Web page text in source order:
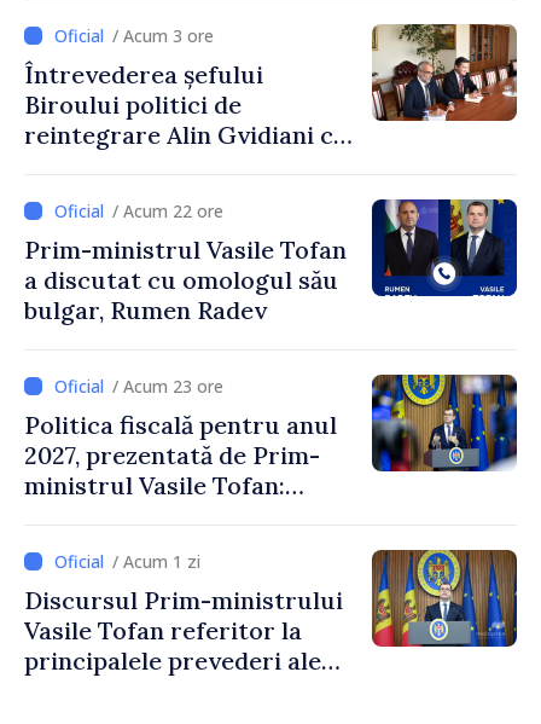
Ambasadoarea Suediei,
Petra Lärke/ Acum 3 ore
Întrevederea șefului
Biroului politici de
reintegrare Alin Gvidiani cu
Comitetului Internațional al
Crucii Roșii în Moldova
/ Acum 22 ore
Prim-ministrul Vasile Tofan
a discutat cu omologul său
bulgar, Rumen Radev
/ Acum 23 ore
Politica fiscală pentru anul
2027, prezentată de Prim-
ministrul Vasile Tofan:
stimularea investițiilor și o
taxare mai echitabilă
/ Acum 1 zi
Discursul Prim-ministrului
Vasile Tofan referitor la
principalele prevederi ale